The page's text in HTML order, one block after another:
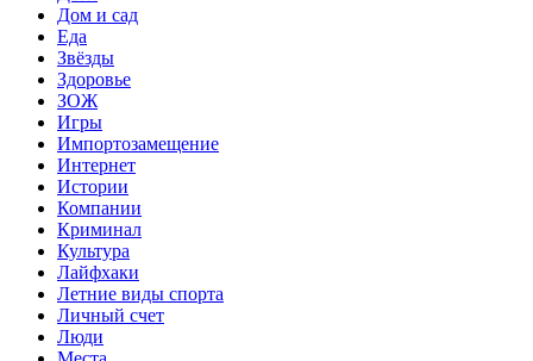
Дом и сад
Еда
Звёзды
Здоровье
ЗОЖ
Игры
Импортозамещение
Интернет
Истории
Компании
Криминал
Культура
Лайфхаки
Летние виды спорта
Личный счет
Люди